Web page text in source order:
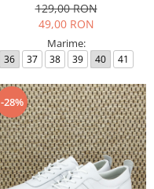
129,00 RON
49,00 RON
Marime:
36 37 38 39 40 41
-28%